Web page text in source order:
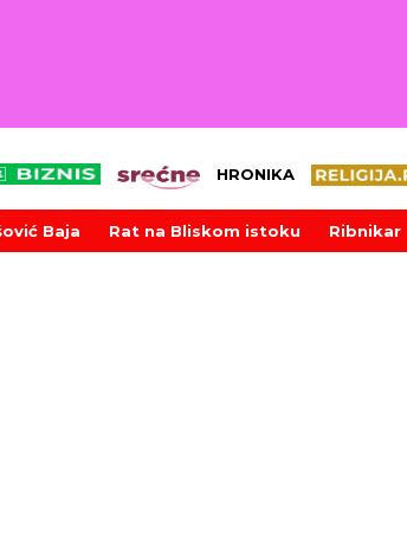
HRONIKA
Baja Rat na Bliskom istoku Ribnikar